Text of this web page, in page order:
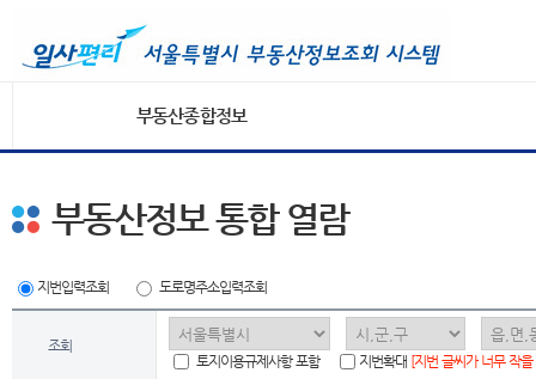
부동산종합정보
부동산정보 통합 열람
지번입력조회 도로명주소입력조회
조회
토지이용규제사항 포함
지번확대 [지번 글씨가 너무 작